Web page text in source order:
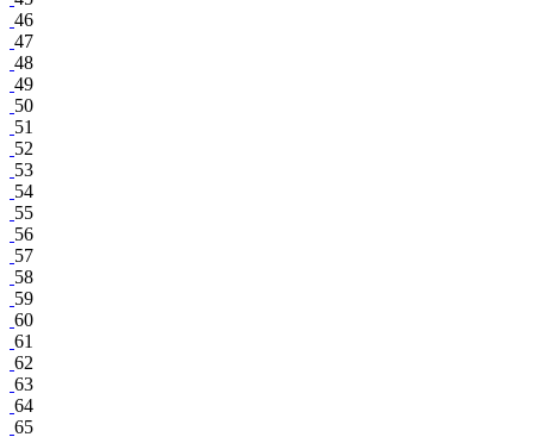
46
47
48
49
50
51
52
53
54
55
56
57
58
59
60
61
62
63
64
65